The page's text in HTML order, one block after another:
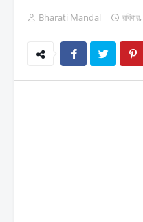
Bharati Mandal